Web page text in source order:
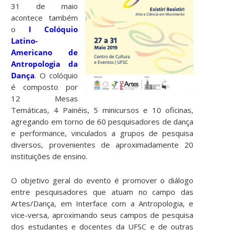
31 de maio
acontece também
o I Colóquio
Latino-
Americano de
Antropologia da
Dança. O colóquio
é composto por
12 Mesas
Temáticas, 4 Painéis, 5 minicursos e 10 oficinas,
agregando em torno de 60 pesquisadores de dança
e performance, vinculados a grupos de pesquisa
diversos, provenientes de aproximadamente 20
instituições de ensino.
O objetivo geral do evento é promover o diálogo
entre pesquisadores que atuam no campo das
Artes/Dança, em Interface com a Antropologia, e
vice-versa, aproximando seus campos de pesquisa
dos estudantes e docentes da UFSC e de outras